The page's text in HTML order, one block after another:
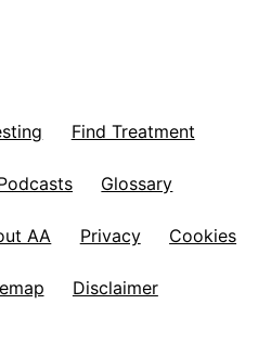
Find Treatment
Glossary
AA Privacy Cookies
Disclaimer